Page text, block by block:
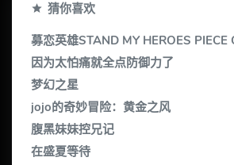
猜你喜欢
募恋英雄STAND MY HEROES PIECE
因为太怕痛就全点防御力了
梦幻之星
jojo的奇妙冒险：黄金之风
腹黑妹妹控兄记
在盛夏等待